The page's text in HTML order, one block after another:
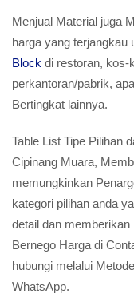
Menjual Material juga
harga yang terjangkau
Block di restoran, kos-
perkantoran/pabrik,
Bertingkat lainnya.
Table List Tipe Pilihan
Cipinang Muara,
memungkinkan
kategori pilihan anda
detail dan
Bernego Harga di
hubungi melalui
WhatsApp.